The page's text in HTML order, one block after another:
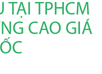
TẠI TPHCM
CAO GIÁ